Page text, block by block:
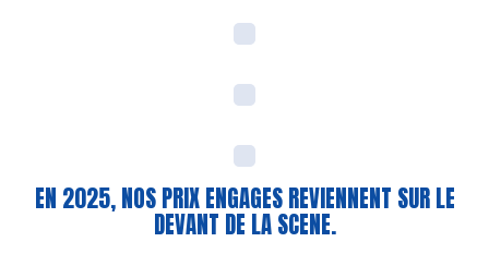
EN 2025, NOS PRIX ENGAGES REVIENNENT SUR LE
DEVANT DE LA SCENE.